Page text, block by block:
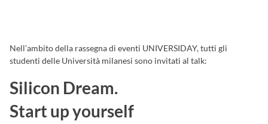
Nell’ambito della rassegna di eventi UNIVERSIDAY, tutti gli
studenti delle Università milanesi sono invitati al talk:
Silicon Dream.
Start up yourself